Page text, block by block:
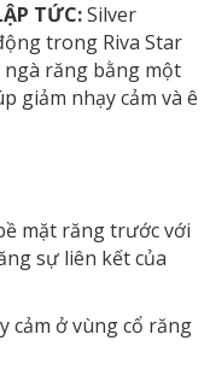
TỨC:Silver
trong Riva Star
răng bằng một
giảm nhạy cảm và ê
mặt răng trước với
sự liên kết của
cảm ở vùng cổ răng